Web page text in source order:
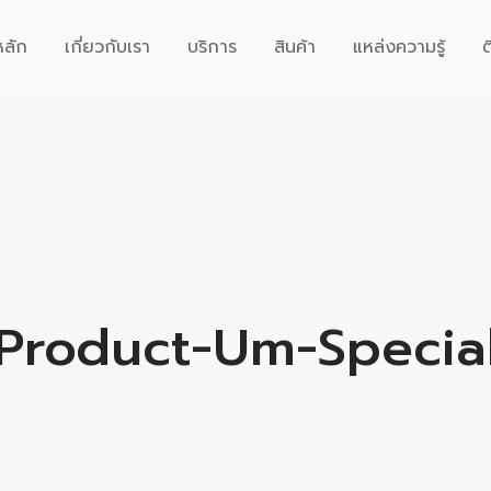
ลัก เกี่ยวกับเรา บริการ สินค้า แหล่งความรู้
Um-